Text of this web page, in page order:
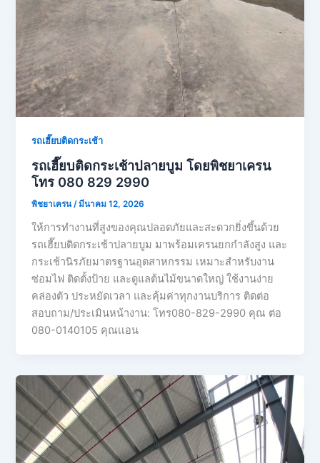
รถเฮี๊ยบติดกระเช้า
รถเฮี๊ยบติดกระเช้าปลายบูม โดยพิชยาเครน
โทร 080 829 2990
พิชยาเครน/มีนาคม 12, 2026
ให้การทำงานที่สูงของคุณปลอดภัยและสะดวกยิ่งขึ้นด้วย
รถเฮี๊ยบติดกระเช้าปลายบูม มาพร้อมเครนยกกำลังสูง และ
กระเช้านิรภัยมาตรฐานอุตสาหกรรม เหมาะสำหรับงาน
ซ่อมไฟ ติดตั้งป้าย และดูแลต้นไม้ขนาดใหญ่ ใช้งานง่าย
คล่องตัว ประหยัดเวลา และคุ้มค่าทุกงานบริการ ติดต่อ
สอบถาม/ประเมินหน้างาน: โทร080-829-2990 คุณ ต่อ
080-0140105 คุณเเอน